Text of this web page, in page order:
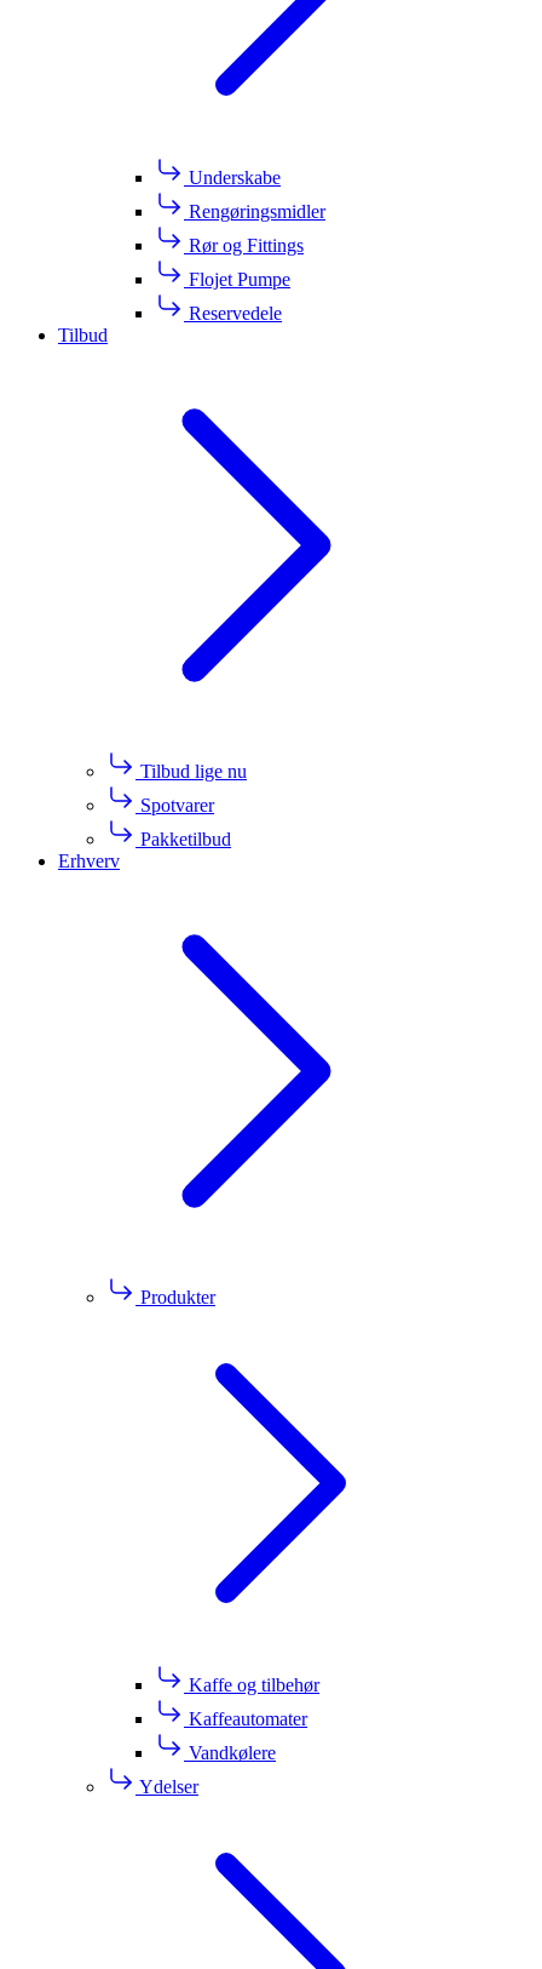
Underskabe
Rengøringsmidler
Rør og Fittings
Flojet Pumpe
Reservedele
Tilbud
Tilbud lige nu
Spotvarer
Pakketilbud
Erhverv
Produkter
Kaffe og tilbehør
Kaffeautomater
Vandkølere
Ydelser